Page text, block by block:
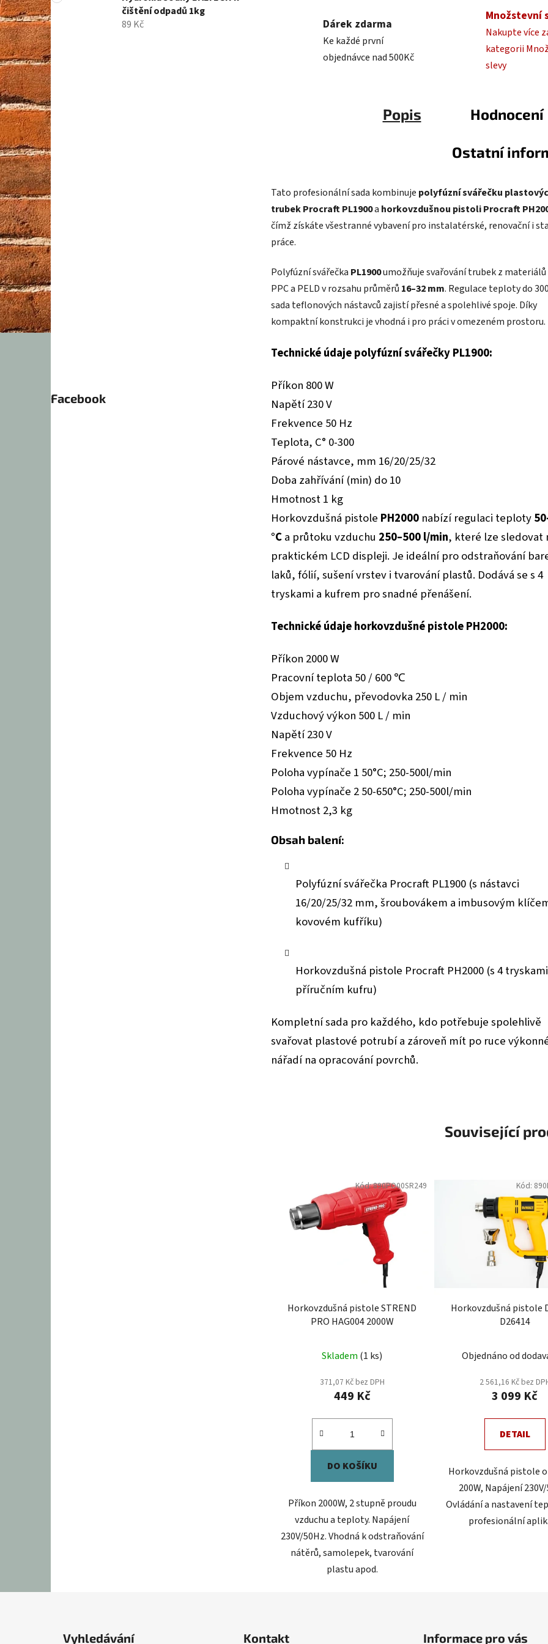
čištění odpadů 1kg
89 Kč
Facebook
Dárek zdarma
Ke každé první
objednávce nad 500Kč
Množstevní
Nakupte více
kategorii
slevy
Popis Hodnocení
Ostatní
Tato profesionální sada kombinuje polyfúzní svářečku
trubek Procraft PL1900a horkovzdušnou pistoli Procraft
čímž získáte všestranné vybavení pro instalatérské, renovační i
práce.
Polyfúzní svářečka PL1900umožňuje svařování trubek z materiálů
PPC a PELD v rozsahu průměrů 16–32 mm. Regulace teploty do
sada teflonových nástavců zajistí přesné a spolehlivé spoje. Díky
kompaktní konstrukci je vhodná i pro práci v omezeném prostoru.
Technické údaje polyfúzní svářečky PL1900:
Příkon 800 W
Napětí 230 V
Frekvence 50 Hz
Teplota, C° 0-300
Párové nástavce, mm 16/20/25/32
Doba zahřívání (min) do 10
Hmotnost 1 kg
Horkovzdušná pistole PH2000 nabízí regulaci teploty
°Ca průtoku vzduchu 250–500 l/min, které lze sledovat
praktickém LCD displeji. Je ideální pro odstraňování
laků, fólií, sušení vrstev i tvarování plastů. Dodává se s 4
tryskami a kufrem pro snadné přenášení.
Technické údaje horkovzdušné pistole PH2000:
Příkon 2000 W
Pracovní teplota 50 / 600 ℃
Objem vzduchu, převodovka 250 L / min
Vzduchový výkon 500 L / min
Napětí 230 V
Frekvence 50 Hz
Poloha vypínače 1 50°C; 250-500l/min
Poloha vypínače 2 50-650°C; 250-500l/min
Hmotnost 2,3 kg
Obsah balení:
Polyfúzní svářečka Procraft PL1900 (s nástavci
16/20/25/32 mm, šroubovákem a imbusovým
kovovém kufříku)
Horkovzdušná pistole Procraft PH2000 (s 4
příručním kufru)
Kompletní sada pro každého, kdo potřebuje spolehlivě
svařovat plastové potrubí a zároveň mít po ruce
nářadí na opracování povrchů.
Související
Horkovzdušná pistole STREND
PRO HAG004 2000W
Skladem (1 ks)
371,07 Kč bez DPH
449 Kč
DO KOŠÍKU
Příkon 2000W, 2 stupně proudu
vzduchu a teploty. Napájení
230V/50Hz. Vhodná k odstraňování
nátěrů, samolepek, tvarování
plastu apod.
Kód:890PO00SR249
Horkovzdušná pistole
D26414
Objednáno od
2 561,16 Kč bez
3 099 Kč
DETAIL
Horkovzdušná pistole
200W, Napájení
Ovládání a nastavení
profesionální
Kód:
Vyhledávání Kontakt Informace pro vás